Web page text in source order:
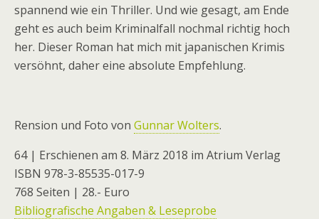
spannend wie ein Thriller. Und wie gesagt, am Ende
geht es auch beim Kriminalfall nochmal richtig hoch
her. Dieser Roman hat mich mit japanischen Krimis
versöhnt, daher eine absolute Empfehlung.
Rension und Foto von Gunnar Wolters.
64 | Erschienen am 8. März 2018 im Atrium Verlag
ISBN 978-3-85535-017-9
768 Seiten | 28.- Euro
Bibliografische Angaben & Leseprobe